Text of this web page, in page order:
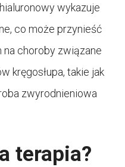
wykazuje
co może przynieść
choroby związane
kręgosłupa, takie jak
zwyrodnieniowa
terapia?